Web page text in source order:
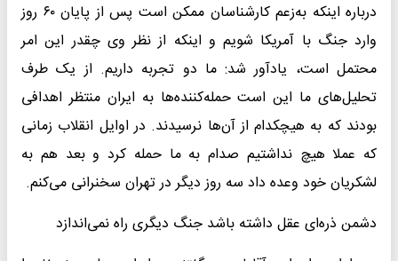
درباره اینکه به‌زعم کارشناسان ممکن است پس از پایان ۶۰ روز
وارد جنگ با آمریکا شویم و اینکه از نظر وی چقدر این امر
محتمل است، یادآور شد: ما دو تجربه داریم. از یک طرف
تحلیل‌های ما این است حمله‌کننده‌ها به ایران منتظر اهدافی
بودند که به هیچکدام از آن‌ها نرسیدند. در اوایل انقلاب زمانی
که عملا هیچ نداشتیم صدام به ما حمله کرد و بعد هم به
لشکریان خود وعده داد سه روز دیگر در تهران سخنرانی می‌کنم.
دشمن ذره‌ای عقل داشته باشد جنگ دیگری راه نمی‌اندازد